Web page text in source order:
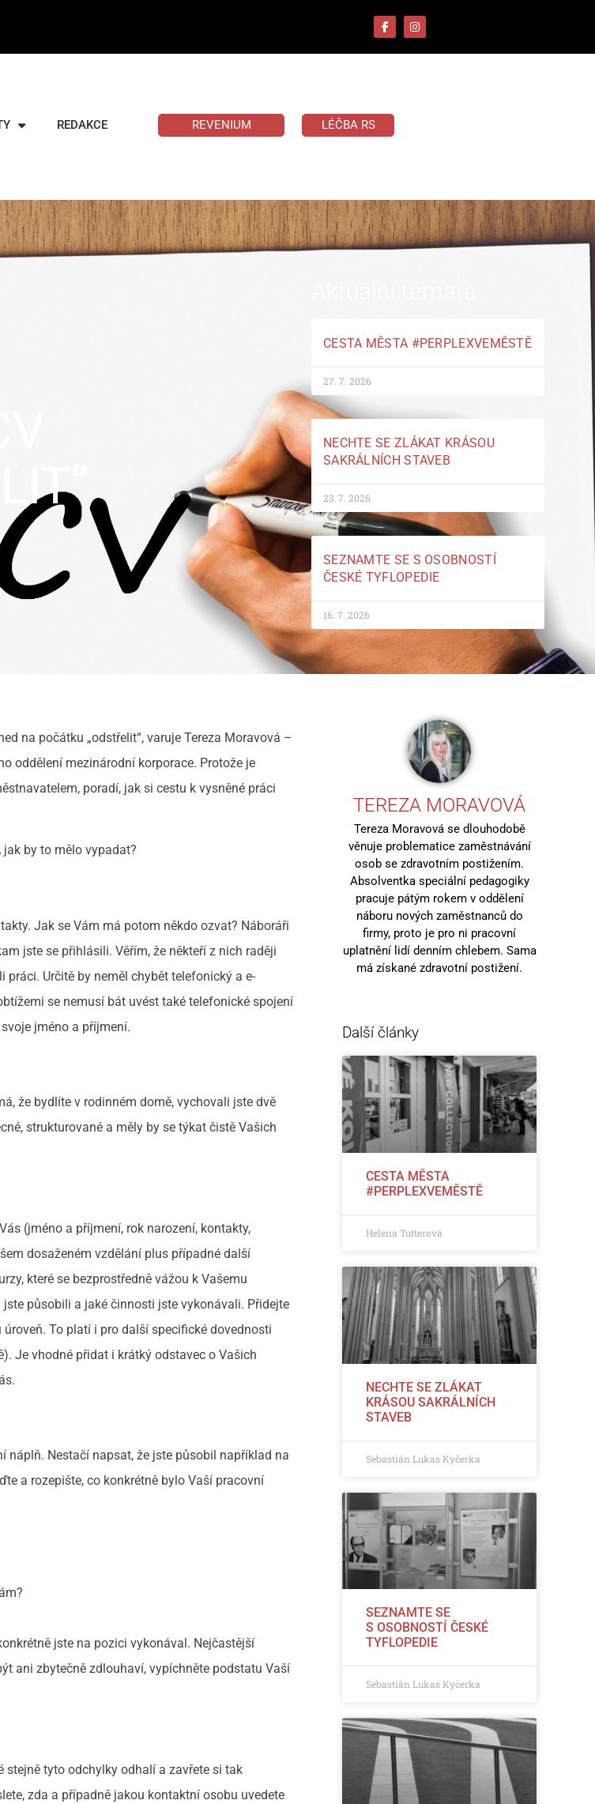
REDAKCE REVENIUM LÉČBA RS
CESTA MĚSTA #PERPLEXVEMĚSTĚ
27. 7. 2026
NECHTE SE ZLÁKAT KRÁSOU
SAKRÁLNÍCH STAVEB
23. 7. 2026
SEZNAMTE SE S OSOBNOSTÍ
ČESKÉ TYFLOPEDIE
16. 7. 2026
na počátku „odstřelit“, varuje Tereza Moravová –
oddělení mezinárodní korporace. Protože je
poradí, jak si cestu k vysněné práci
by to mělo vypadat?
Jak se Vám má potom někdo ozvat? Náboráři
jste se přihlásili. Věřím, že někteří z nich raději
práci. Určitě by neměl chybět telefonický a e-
se nemusí bát uvést také telefonické spojení
jméno a příjmení.
že bydlíte v rodinném domě, vychovali jste dvě
strukturované a měly by se týkat čistě Vašich
(jméno a příjmení, rok narození, kontakty,
dosaženém vzdělání plus případné další
které se bezprostředně vážou k Vašemu
působili a jaké činnosti jste vykonávali. Přidejte
To platí i pro další specifické dovednosti
Je vhodné přidat i krátký odstavec o Vašich
Nestačí napsat, že jste působil například na
a rozepište, co konkrétně bylo Vaší pracovní
jste na pozici vykonával. Nejčastější
ani zbytečně zdlouhaví, vypíchněte podstatu Vaší
stejně tyto odchylky odhalí a zavřete si tak
zda a případně jakou kontaktní osobu uvedete
TEREZA MORAVOVÁ
Tereza Moravová se dlouhodobě
věnuje problematice zaměstnávání
osob se zdravotním postižením.
Absolventka speciální pedagogiky
pracuje pátým rokem v oddělení
náboru nových zaměstnanců do
firmy, proto je pro ni pracovní
uplatnění lidí denním chlebem. Sama
má získané zdravotní postižení.
Další články
CESTA MĚSTA
#PERPLEXVEMĚSTĚ
Helena Tutterová
NECHTE SE ZLÁKAT
KRÁSOU SAKRÁLNÍCH
STAVEB
Sebastián Lukas Kyčerka
SEZNAMTE SE
S OSOBNOSTÍ ČESKÉ
TYFLOPEDIE
Sebastián Lukas Kyčerka